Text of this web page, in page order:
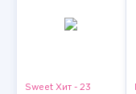
Sweet Хит - 23